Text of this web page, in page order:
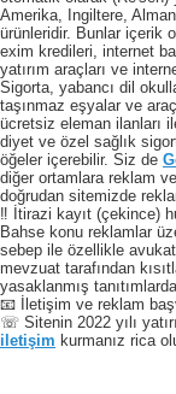
Amerika, Ingiltere,
ürünleridir. Bunlar içerik
exim kredileri, internet
yatırım araçları ve
Sigorta, yabancı dil
taşınmaz eşyalar ve
ücretsiz eleman ilanları
diyet ve özel sağlık
öğeler içerebilir. Siz de
diğer ortamlara reklam
doğrudan sitemizde
‼️ İtirazi kayıt (çekince)
Bahse konu reklamlar
sebep ile özellikle
mevzuat tarafından
yasaklanmış
📧 İletişim ve reklam
☏ Sitenin 2022 yılı
iletişim kurmanız rica